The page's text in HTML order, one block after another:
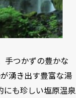
手つかずの豊かな
湧き出す豊富な湯
にも珍しい塩原温泉